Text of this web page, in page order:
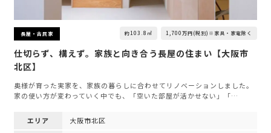
長屋・古民家 約103.8㎡ 1,700万円(税別)※家具・家電除く
仕切らず、構えず。家族と向き合う長屋の住まい【大阪市
北区】
奥様が育った実家を、家族の暮らしに合わせてリノベーションしました。
家の使い方が変わっていく中でも、「空いた部屋が活かせない」「…
エリア
大阪市北区